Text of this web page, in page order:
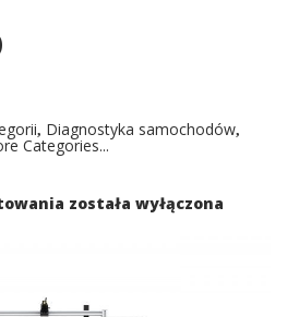
, Diagnostyka samochodów,
Categories...
RCCS
3
została wyłączona